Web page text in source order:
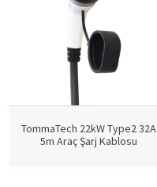
TommaTech 22kW Type2 32A
5m Araç Şarj Kablosu